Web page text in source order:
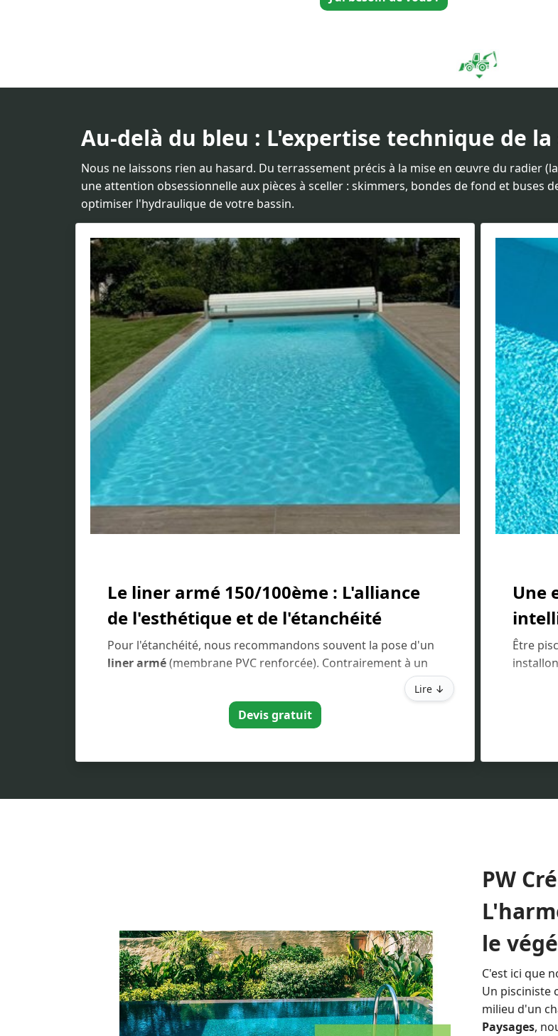
Au-delà du bleu : L'expertise technique de
Nous ne laissons rien au hasard. Du terrassement précis à la mise en œuvre du radier
une attention obsessionnelle aux pièces à sceller : skimmers, bondes de fond et
optimiser l'hydraulique de votre bassin.
Le liner armé 150/100ème : L'alliance
de l'esthétique et de l'étanchéité
Pour l'étanchéité, nous recommandons souvent la pose d'un
liner armé(membrane PVC renforcée). Contrairement à un
liner classique, celui-ci offre une résistance supérieure aux UV
et aux températures élevées de l'eau (idéal si vous optez pour
"rivière naturelle", au blanc carrare pour une eau cristalline,
Lire ↓
Devis gratuit
Une
Être
Pour
PW
le
C'est ici que
Un pisciniste
milieu d'un
Paysages,